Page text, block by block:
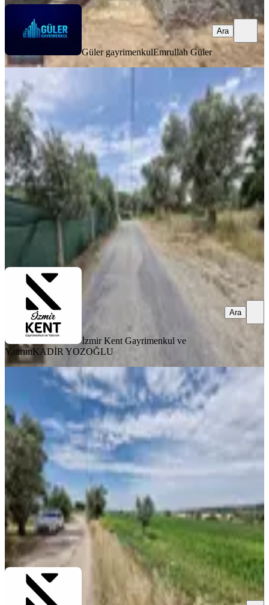
Güler gayrimenkulEmrullah Güler
Ara
Buca Karacaağaç Satılık 1090 M2
Merkezde Tapulu Bahçe
Buca, Karacaağaç Mahallesi
1090 m²·Parselli, Yolu Açılmış · 2.661/m²
·
20.06.2026
2.900.000 ₺
İzmir Kent Gayrimenkul ve Yatırım KADİR YOZOĞLU
İzmir Kent Gayrimenkul ve
YatırımKADİR YOZOĞLU
Ara
YOLA YAKIN
Buca Karacaağaç Satılık 2090 M2
Merkezde Tarla
Buca, Karacaağaç Mahallesi
2090 m²
·Parselli, Yolu Açılmış ·
20.06.2026
5.900.000 ₺
İzmir Kent Gayrimenkul ve Yatırım KADİR YOZOĞLU
Ara